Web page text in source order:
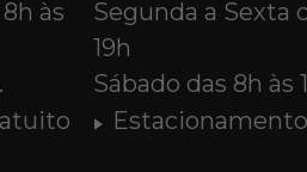
às
Segunda a Sexta
19h
Sábado das 8h às